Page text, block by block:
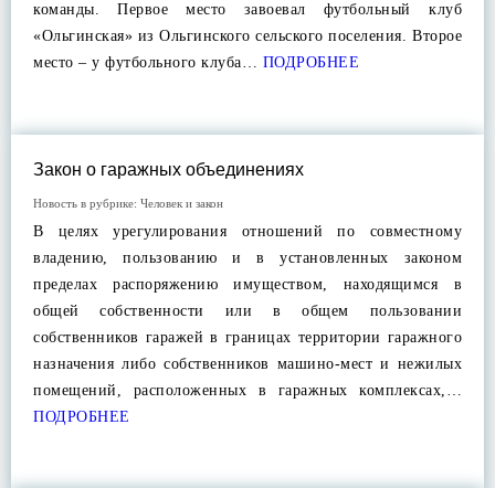
команды. Первое место завоевал футбольный клуб
«Ольгинская» из Ольгинского сельского поселения. Второе
место – у футбольного клуба… ПОДРОБНЕЕ
Закон о гаражных объединениях
Новость в рубрике: Человек и закон
В целях урегулирования отношений по совместному
владению, пользованию и в установленных законом
пределах распоряжению имуществом, находящимся в
общей собственности или в общем пользовании
собственников гаражей в границах территории гаражного
назначения либо собственников машино-мест и нежилых
помещений, расположенных в гаражных комплексах,…
ПОДРОБНЕЕ